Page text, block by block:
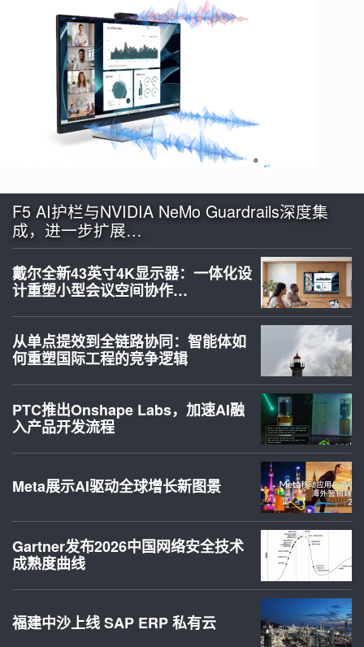
F5 AI护栏与NVIDIA NeMo Guardrails深度集
成，进一步扩展…
戴尔全新43英寸4K显示器：一体化设
计重塑小型会议空间协作…
从单点提效到全链路协同：智能体如
何重塑国际工程的竞争逻辑
PTC推出Onshape Labs，加速AI融
入产品开发流程
Meta展示AI驱动全球增长新图景
Gartner发布2026中国网络安全技术
成熟度曲线
福建中沙上线 SAP ERP 私有云